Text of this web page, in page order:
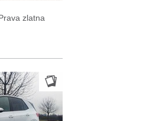
zlatna